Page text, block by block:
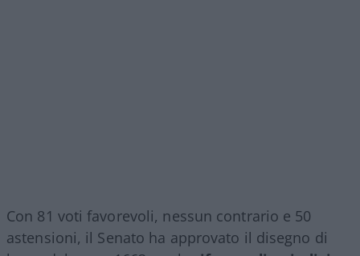
Con 81 voti favorevoli, nessun contrario e 50
astensioni, il Senato ha approvato il disegno di